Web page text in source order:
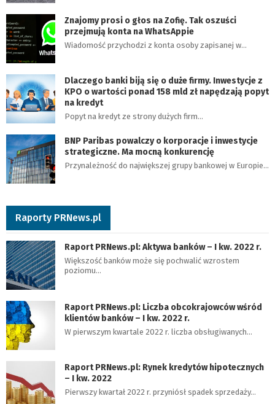
Znajomy prosi o głos na Zofię. Tak oszuści
przejmują konta na WhatsAppie
Wiadomość przychodzi z konta osoby zapisanej w…
Dlaczego banki biją się o duże firmy. Inwestycje z
KPO o wartości ponad 158 mld zł napędzają popyt
na kredyt
Popyt na kredyt ze strony dużych firm…
BNP Paribas powalczy o korporacje i inwestycje
strategiczne. Ma mocną konkurencję
Przynależność do największej grupy bankowej w Europie…
Raporty PRNews.pl
Raport PRNews.pl: Aktywa banków – I kw. 2022 r.
Większość banków może się pochwalić wzrostem
poziomu…
Raport PRNews.pl: Liczba obcokrajowców wśród
klientów banków – I kw. 2022 r.
W pierwszym kwartale 2022 r. liczba obsługiwanych…
Raport PRNews.pl: Rynek kredytów hipotecznych
– I kw. 2022
Pierwszy kwartał 2022 r. przyniósł spadek sprzedaży…